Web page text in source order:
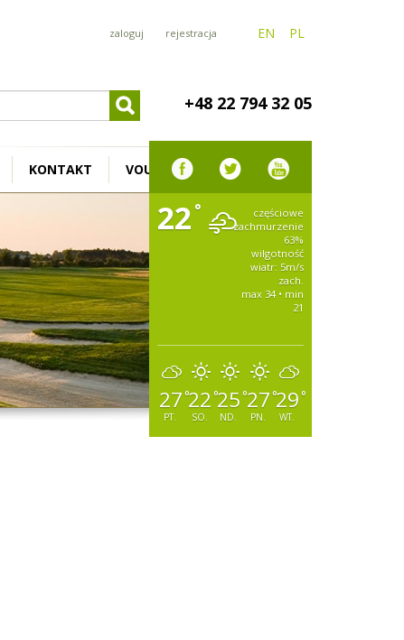
zaloguj rejestracja PL
EN
+48 22 794 32 05
KONTAKT VOUCHER
22 °
częściowe
zachmurzenie
63%
wilgotność
wiatr: 5m/s
zach.
max 34 • min
21
27°
PT.
22°
SO.
25°
ND.
27°
PN.
29°
WT.